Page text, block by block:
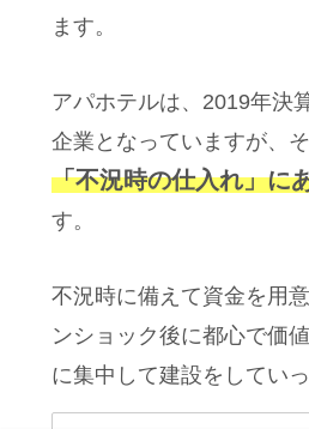
ます。
アパホテルは、2019年決
企業となっていますが、
「不況時の仕入れ」に
す。
不況時に備えて資金を用
ンショック後に都心で価
に集中して建設をしていっ